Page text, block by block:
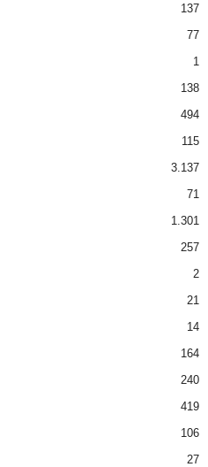
137
77
1
138
494
115
3.137
71
1.301
257
2
21
14
164
240
419
106
27